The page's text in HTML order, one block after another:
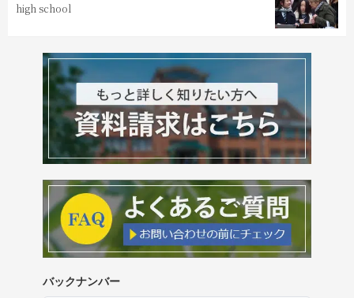
high school
バックナンバー